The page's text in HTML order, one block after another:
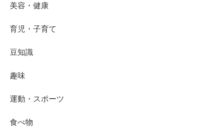
美容・健康
育児・子育て
豆知識
趣味
運動・スポーツ
食べ物